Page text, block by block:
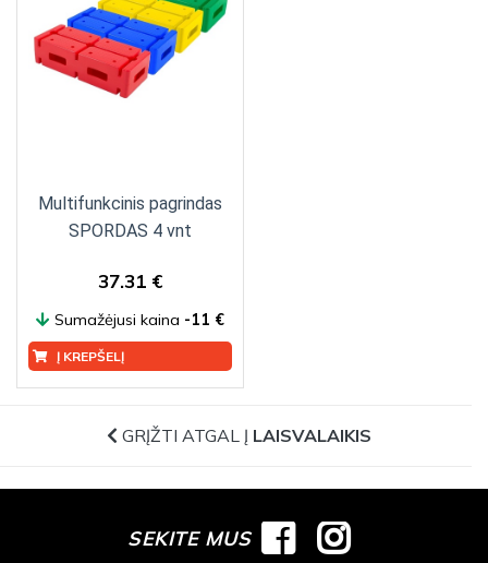
Multifunkcinis pagrindas
SPORDAS 4 vnt
37.31 €
Sumažėjusi kaina -11 €
Į KREPŠELĮ
GRĮŽTI ATGAL Į LAISVALAIKIS
SEKITE MUS